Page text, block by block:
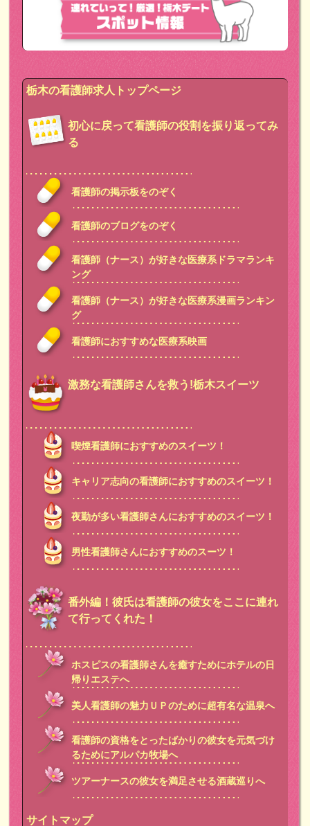
栃木の看護師求人トップページ
初心に戻って看護師の役割を振り返ってみ
る
看護師の掲示板をのぞく
看護師のブログをのぞく
看護師（ナース）が好きな医療系ドラマランキ
ング
看護師（ナース）が好きな医療系漫画ランキン
グ
看護師におすすめな医療系映画
激務な看護師さんを救う!栃木スイーツ
喫煙看護師におすすめのスイーツ！
キャリア志向の看護師におすすめのスイーツ！
夜勤が多い看護師さんにおすすめのスイーツ！
男性看護師さんにおすすめのスーツ！
番外編！彼氏は看護師の彼女をここに連れ
て行ってくれた！
ホスピスの看護師さんを癒すためにホテルの日
帰りエステへ
美人看護師の魅力ＵＰのために超有名な温泉へ
看護師の資格をとったばかりの彼女を元気づけ
るためにアルパカ牧場へ
ツアーナースの彼女を満足させる酒蔵巡りへ
サイトマップ